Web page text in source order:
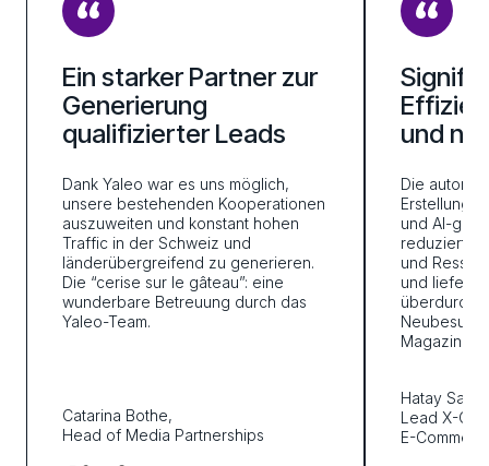
Ein starker Partner zur
Generierung
qualifizierter Leads
Dank Yaleo war es uns möglich,
unsere bestehenden Kooperationen
auszuweiten und konstant hohen
Traffic in der Schweiz und
länderübergreifend zu generieren.
Die “cerise sur le gâteau”: eine
wunderbare Betreuung durch das
Yaleo-Team.
Catarina Bothe,
Head of Media Partnerships
und
Die
Erstellung
und AI-
reduzierte
und
und lieferte
Magazin.”
Hatay
Lead X-
E-